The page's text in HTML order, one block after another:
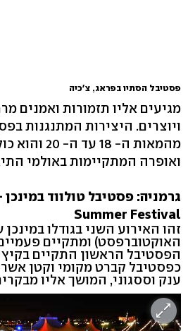
פסטיבל הסתיו בפראג, צ'כיה
מגיעים אליו תזמורות ואמנים
ויוצרים. היצירות המתנגנות
מהמאות ה- 18
ואופרה המתקיימות באולמי
Summer Festival
זהו האירוע השני בגודלו
האוקטוברפסט) ומתקיים
כפסטיבל קברט מקומי וקטן
ענק וססגוני, המושך אליו